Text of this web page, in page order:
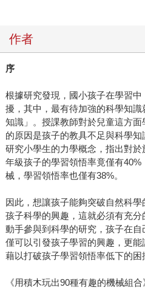
作者
序
根據研究發現，國小孩子在學習
擾，其中，最有待加強的科學知
知識」。授課教師對於兒童這方
的原因是孩子的教具不足與科學
研究小學生的力學概念，指出對
年級孩子的學習領悟率竟僅有
械，學習領悟率也僅有38%。
因此，想讓孩子能夠突破自然科
孩子科學的興趣，這就必須有充
動手參與到科學的研究，孩子在
僅可以引發孩子學習的興趣，更能
藉以打破孩子學習領悟率低下的困
《用積木玩出90種有趣的機械組